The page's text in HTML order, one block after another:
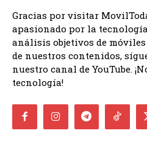
Gracias por visitar
apasionado por la
análisis objetivos de
de nuestros contenidos,
nuestro canal de YouTube.
tecnología!